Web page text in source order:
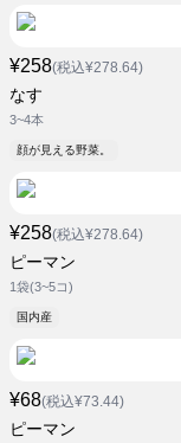
¥258(税込¥278.64)
なす
3~4本
顔が見える野菜。
¥258(税込¥278.64)
ピーマン
1袋(3~5コ)
国内産
¥68(税込¥73.44)
ピーマン